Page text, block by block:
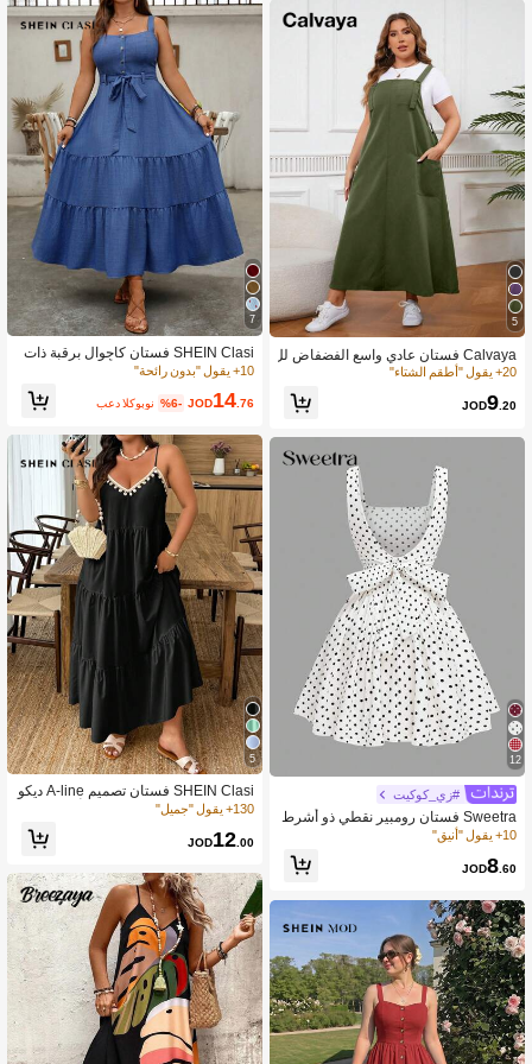
5
Calvaya فستان عادي واسع الفضفاض لل
نساء ذوات الحجم الكبير، بجيبين، بحمالا
20+ يقول "أطقم الشتاء"
JOD9.20
12
#زي_كوكيت
Sweetra فستان رومبير نقطي ذو أشرط
ة سباغيتي وشريطة عقدة مناسب للمقا
10+ يقول "أنيق"
JOD8.60
7
SHEIN Clasi فستان كاجوال برقبة ذات
حمالات مقاس كبير، ذو تأثير دنيم صناعي
10+ يقول "بدون رائحة"
JOD14.76
%6- بعد الكوبون
5
SHEIN Clasi فستان تصميم A-line ديكو
ر رقبة V مقاس كبير، بسيط وأنيق، مناس
130+ يقول "جميل"
JOD12.00